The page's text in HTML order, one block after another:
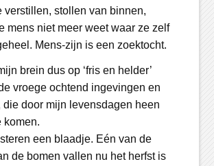
verstillen, stollen van binnen,
mens niet meer weet waar ze zelf
Mens-zijn is een zoektocht.
brein dus op ‘fris en helder’
vroege ochtend ingevingen en
die door mijn levensdagen heen
komen.
een blaadje. Eén van de
de bomen vallen nu het herfst is